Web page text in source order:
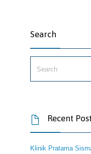
Search
 Recent
Klinik Pratama